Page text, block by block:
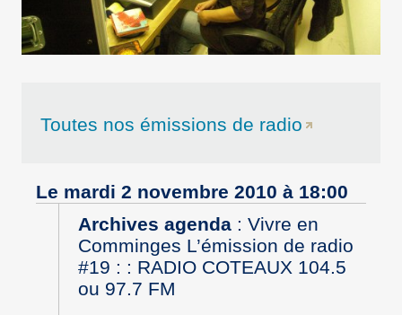
Toutes nos émissions de radio
Le mardi 2 novembre 2010 à 18:00
Archives agenda: Vivre en
Comminges L’émission de radio
#19 : : RADIO COTEAUX 104.5
ou 97.7 FM